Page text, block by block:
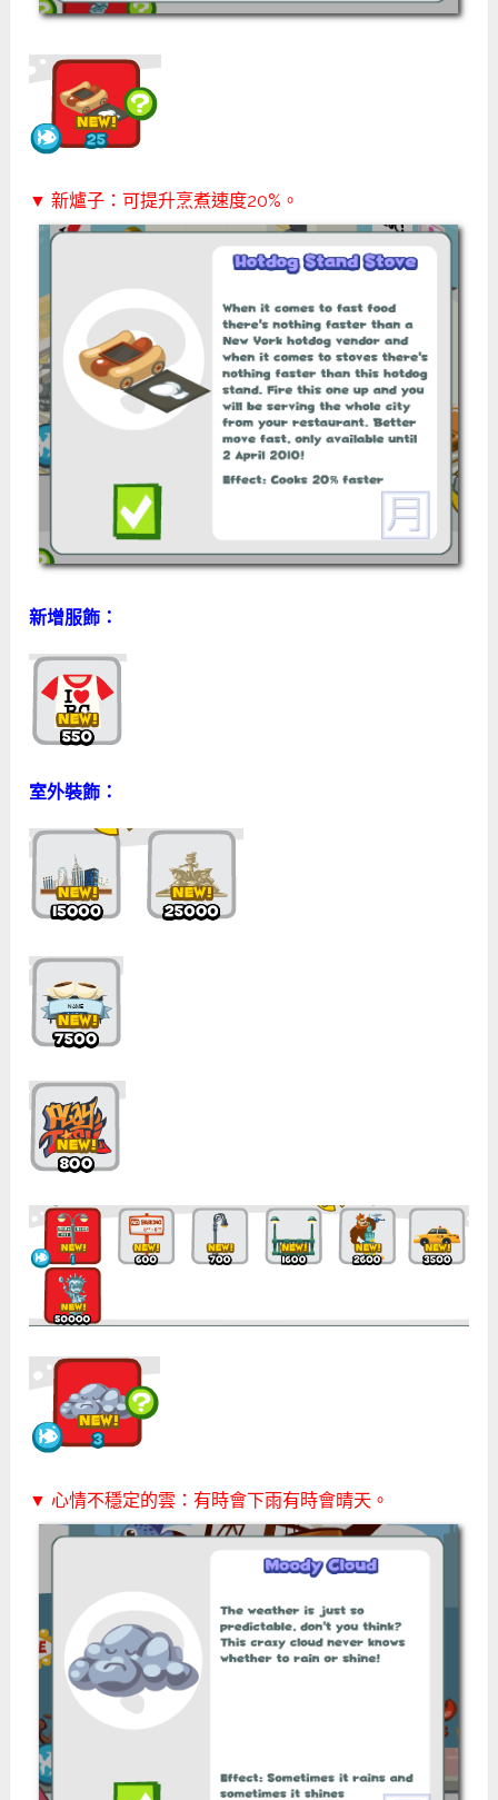
▼ 新爐子：可提升烹煮速度20%。
新增服飾：
室外裝飾：
▼ 心情不穩定的雲：有時會下雨有時會晴天。